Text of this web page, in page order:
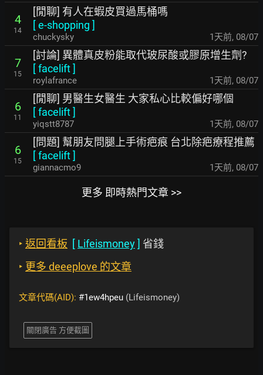
4
14
[閒聊] 有人在蝦皮買過馬桶嗎
[e-shopping ]
chuckysky 1天前, 08/07
7
15
[討論] 異體真皮粉能取代玻尿酸或膠原增生劑?
[facelift]
roylafrance 1天前, 08/07
6
11
[閒聊] 男醫生女醫生 大家私心比較偏好哪個
[facelift]
yiqstt8787 1天前, 08/07
6
15
[問題] 幫朋友問腿上手術疤痕 台北除疤療程推薦
[facelift]
giannacmo9 1天前, 08/07
更多 即時熱門文章 >>
‣ 返回看板 [ Lifeismoney] 省錢
‣ 更多 deeeplove 的文章
文章代碼(AID): #1ew4hpeu (Lifeismoney)
關閉廣告 方便截圖